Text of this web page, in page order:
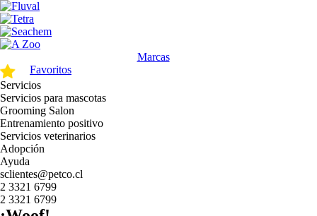
Marcas
Favoritos
Servicios
Servicios para mascotas
Grooming Salon
Entrenamiento positivo
Servicios veterinarios
Adopción
Ayuda
sclientes@petco.cl
2 3321 6799
2 3321 6799